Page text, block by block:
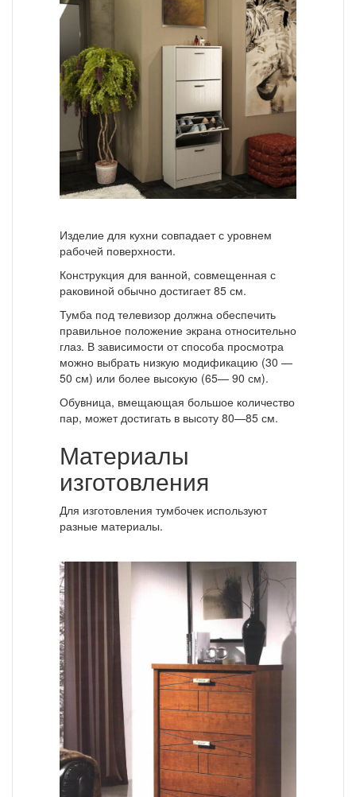
Изделие для кухни совпадает с уровнем
рабочей поверхности.
Конструкция для ванной, совмещенная с
раковиной обычно достигает 85 см.
Тумба под телевизор должна обеспечить
правильное положение экрана относительно
глаз. В зависимости от способа просмотра
можно выбрать низкую модификацию (30 —
50 см) или более высокую (65— 90 см).
Обувница, вмещающая большое количество
пар, может достигать в высоту 80—85 см.
Материалы
изготовления
Для изготовления тумбочек используют
разные материалы.